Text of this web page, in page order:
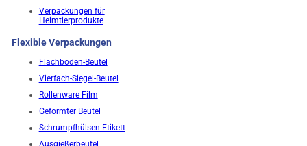
Verpackungen für
Heimtierprodukte
Flexible Verpackungen
Flachboden-Beutel
Vierfach-Siegel-Beutel
Rollenware Film
Geformter Beutel
Schrumpfhülsen-Etikett